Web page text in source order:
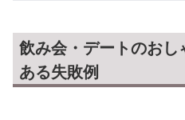
飲み会・デートのおし
ある失敗例